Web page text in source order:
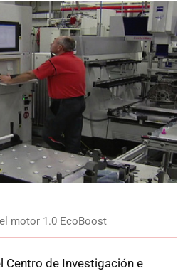
motor 1.0 EcoBoost
Centro de Investigación e